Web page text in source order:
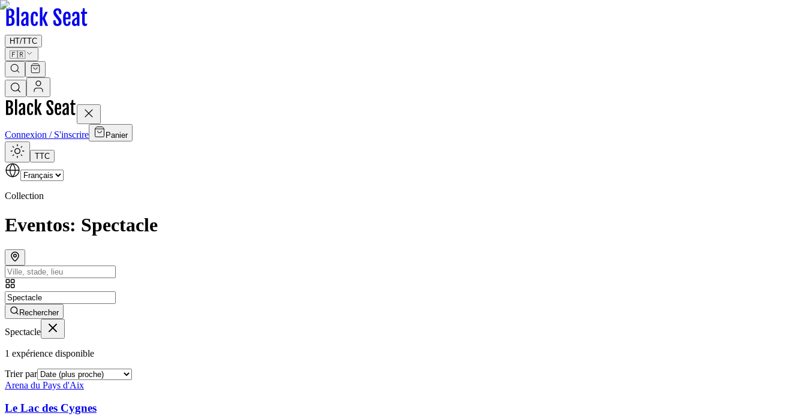
HT/TTC
🇫🇷
Connexion / S'inscrire Panier
TTC
Collection
Eventos: Spectacle
Rechercher
Spectacle
1 expérience disponible
Trier par
Arena du Pays d'Aix
Le Lac des Cygnes